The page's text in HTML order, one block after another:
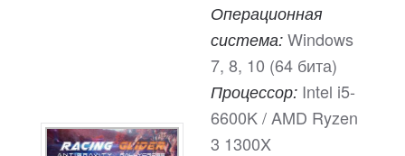
Операционная
система: Windows
7, 8, 10 (64 бита)
Процессор: Intel i5-
6600K / AMD Ryzen
3 1300X